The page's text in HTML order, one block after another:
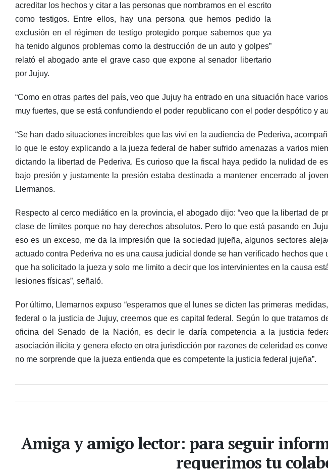
acreditar los hechos y citar a las personas que nombramos en el escrito
como testigos. Entre ellos, hay una persona que hemos pedido la
exclusión en el régimen de testigo protegido porque sabemos que ya
ha tenido algunos problemas como la destrucción de un auto y golpes”
relató el abogado ante el grave caso que expone al senador libertario
por Jujuy.
“Como en otras partes del país, veo que Jujuy ha entrado en una situación hace
muy fuertes, que se está confundiendo el poder republicano con el poder despótico y
“Se han dado situaciones increíbles que las viví en la audiencia de Pederiva,
lo que le estoy explicando a la jueza federal de haber sufrido amenazas a varios
dictando la libertad de Pederiva. Es curioso que la fiscal haya pedido la nulidad de
bajo presión y justamente la presión estaba destinada a mantener encerrado al
Llermanos.
Respecto al cerco mediático en la provincia, el abogado dijo: “veo que la libertad de
clase de límites porque no hay derechos absolutos. Pero lo que está pasando en
eso es un exceso, me da la impresión que la sociedad jujeña, algunos sectores
actuado contra Pederiva no es una causa judicial donde se han verificado hechos
que ha solicitado la jueza y solo me limito a decir que los intervinientes en la causa
lesiones físicas”, señaló.
Por último, Llemarnos expuso “esperamos que el lunes se dicten las primeras
federal o la justicia de Jujuy, creemos que es capital federal. Según lo que tratamos
oficina del Senado de la Nación, es decir le daría competencia a la justicia
asociación ilícita y genera efecto en otra jurisdicción por razones de celeridad es
no me sorprende que la jueza entienda que es competente la justicia federal jujeña”.
Amiga y amigo lector: para seguir
requerimos tu